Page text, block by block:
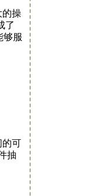
的操
了
够服
的可
抽